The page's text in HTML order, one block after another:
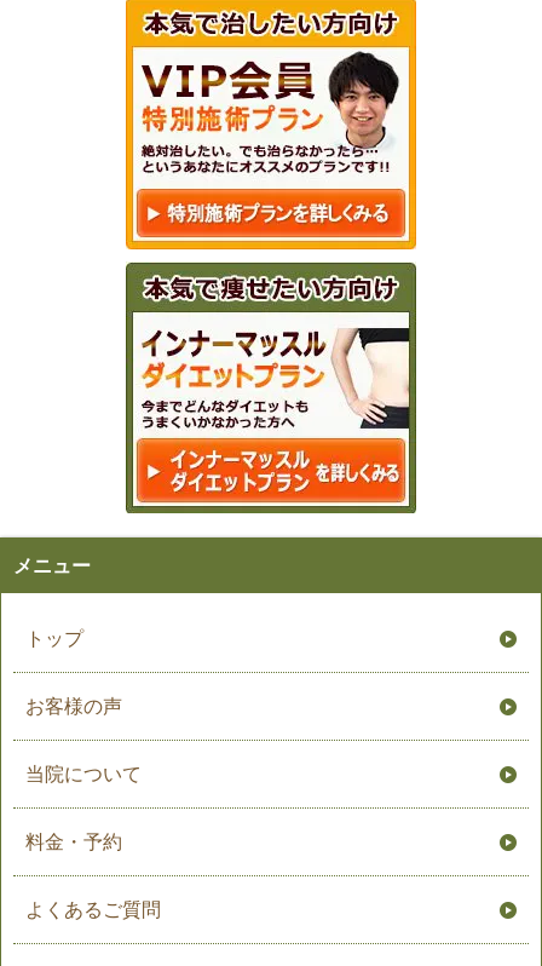
メニュー
トップ
お客様の声
当院について
料金・予約
よくあるご質問